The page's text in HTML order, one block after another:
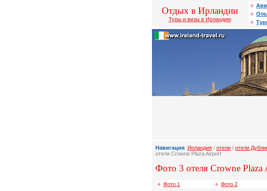
Отдых в Ирландии
Туры и визы в Ирландию
Навигация: Ирландия / отели / отели
отеля Crowne Plaza Airport
Фото 3 отеля Crowne
Фото 1 Фото 2